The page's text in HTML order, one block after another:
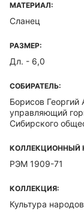
МАТЕРИАЛ:
Сланец
РАЗМЕР:
Дл. - 6,0
СОБИРАТЕЛЬ:
Борисов Георгий
управляющий
Сибирского
КОЛЛЕКЦИОННЫЙ
РЭМ 1909-71
КОЛЛЕКЦИЯ:
Культура